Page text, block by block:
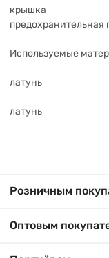
крышка
предохранительная
Используемые
латунь
латунь
Розничным
Оптовым